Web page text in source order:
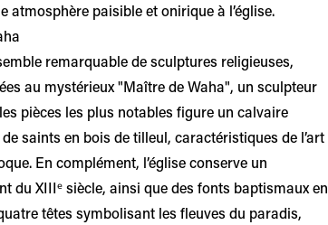
atmosphère paisible et onirique à l’église.
remarquable de sculptures religieuses,
au mystérieux "Maître de Waha", un sculpteur
pièces les plus notables figure un calvaire
saints en bois de tilleul, caractéristiques de l’art
En complément, l’église conserve un
du XIIIᵉ siècle, ainsi que des fonts baptismaux en
têtes symbolisant les fleuves du paradis,